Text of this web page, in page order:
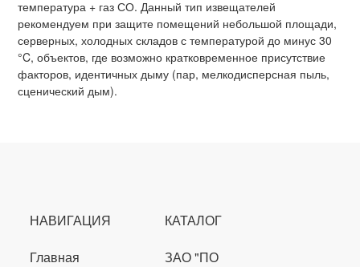
температура + газ СО. Данный тип извещателей
рекомендуем при защите помещений небольшой площади,
серверных, холодных складов с температурой до минус 30
°C, объектов, где возможно кратковременное присутствие
факторов, идентичных дыму (пар, мелкодисперсная пыль,
сценический дым).
НАВИГАЦИЯ
Главная
КАТАЛОГ
ЗАО "ПО